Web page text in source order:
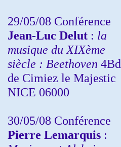
29/05/08 Conférence
Jean-Luc Delut : la
musique du XIXème
siècle : Beethoven 4Bd
de Cimiez le Majestic
NICE 06000
30/05/08 Conférence
Pierre Lemarquis :